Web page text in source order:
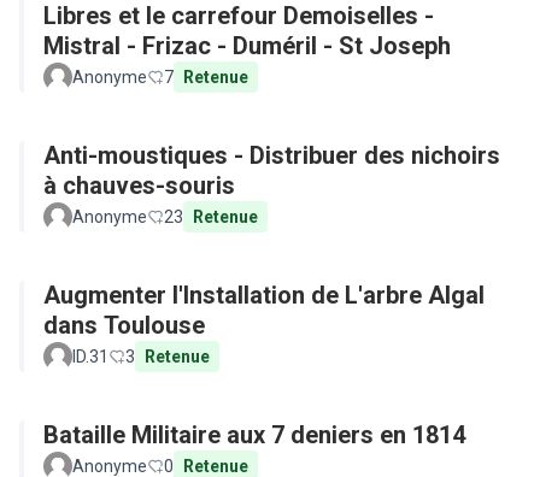
Libres et le carrefour Demoiselles -
Mistral - Frizac - Duméril - St Joseph
Anonyme 7 Retenue
Anti-moustiques - Distribuer des nichoirs
à chauves-souris
Anonyme 23 Retenue
Augmenter l'Installation de L'arbre Algal
dans Toulouse
ID.31 3 Retenue
Bataille Militaire aux 7 deniers en 1814
Anonyme 0 Retenue